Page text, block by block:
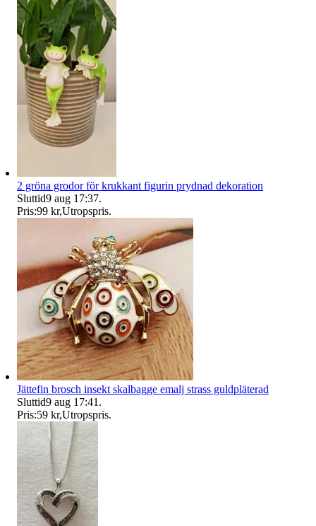
2 gröna grodor för krukkant figurin prydnad dekoration
Sluttid9 aug 17:37.
Pris:99 kr,Utropspris.
Jättefin brosch insekt skalbagge emalj strass guldpläterad
Sluttid9 aug 17:41 .
Pris:59 kr,Utropspris.